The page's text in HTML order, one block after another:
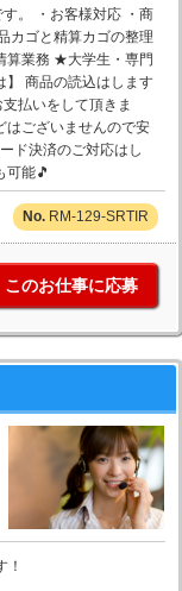
。 ・お客様対応 ・商
カゴと精算カゴの整理
算業務 ★大学生・専門
】 商品の読込はします
払いをして頂きま
はございませんので安
ド決済のご対応はし
可能🎵
RM-129-SRTIR
このお仕事に応募
！